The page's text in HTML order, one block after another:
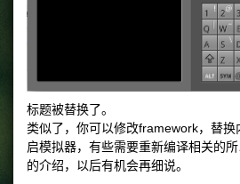
标题被替换了。
类似了，你可以修改framework，替
启模拟器，有些需要重新编译相关的
的介绍，以后有机会再细说。